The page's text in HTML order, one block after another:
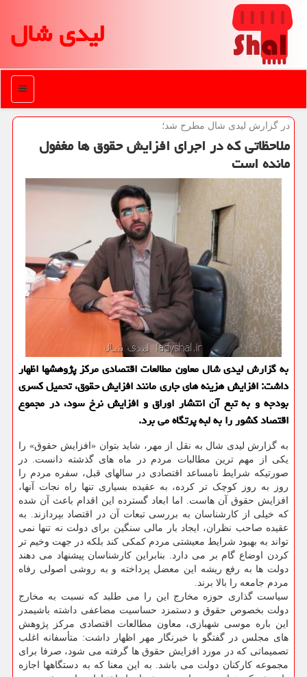
لیدی شال
منو
در گزارش لیدی شال مطرح شد؛
ملاحظاتی که در اجرای افزایش حقوق ها مغفول
مانده است
به گزارش لیدی شال معاون مطالعات اقتصادی مرکز پژوهشها اظهار
داشت: افزایش هزینه های جاری مانند افزایش حقوق، تحمیل کسری
بودجه و به تبع آن انتشار اوراق و افزایش نرخ سود، در مجموع
اقتصاد کشور را به لبه پرتگاه می برد.
به گزارش لیدی شال به نقل از مهر، شاید بتوان «افزایش حقوق» را
یکی از مهم ترین مطالبات مردم در ماه های گذشته دانست. در
صورتیکه شرایط نامساعد اقتصادی در سالهای قبل، سفره مردم را
روز به روز کوچک تر کرده، به عقیده بسیاری تنها راه نجات آنها،
افزایش حقوق آن هاست. اما ابعاد گسترده این اقدام باعث آن شده
که خیلی از کارشناسان به بررسی تبعات آن در اقتصاد بپردازند. به
عقیده صاحب نظران، ایجاد بار مالی سنگین برای دولت نه تنها نمی
تواند به بهبود شرایط معیشتی مردم کمکی کند بلکه در جهت وخیم تر
کردن اوضاع گام بر می دارد. بنابراین کارشناسان پیشنهاد می دهند
دولت ها به رفع ریشه این معضل پرداخته و به روشی اصولی رفاه
مردم جامعه را بالا برند.
سیاست گذاری حوزه مخارج این را می طلبد که نسبت به مخارج
دولت بخصوص حقوق و دستمزد حساسیت مضاعفی داشته باشیمدر
این باره موسی شهبازی، معاون مطالعات اقتصادی مرکز پژوهش
های مجلس در گفتگو با خبرنگار مهر اظهار داشت: متأسفانه اغلب
تصمیماتی که در مورد افزایش حقوق ها گرفته می شود، صرفا برای
مجموعه کارکنان دولت می باشد. به این معنا که به دستگاهها اجازه